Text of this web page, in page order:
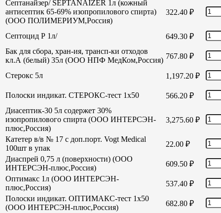
Септанайзер/ SEPTANAIZER 1л (кожный
антисептик 65-69% изопропилового спирта)
(ООО ПОЛИМЕРИУМ,Россия)
322.40 ₽
Септоцид Р 1л/ 649.30 ₽
Бак для сбора, хран-ия, трансп-ки отходов
кл.А (белый) 35л (ООО НПФ МедКом,Россия) 767.80 ₽
Стерокс 5л 1,197.20 ₽
Полоски индикат. СТЕРОКС-тест 1х50 566.20 ₽
Диасептик-30 5л содержет 30%
изопропилового спирта (ООО ИНТЕРСЭН-
плюс,Россия)
3,275.60 ₽
Катетер в/в № 17 с доп.порт. Vogt Medical
100шт в упак
22.00 ₽
Диаспрей 0,75 л (поверхности) (ООО
ИНТЕРСЭН-плюс,Россия)
609.50 ₽
Оптимакс 1л (ООО ИНТЕРСЭН-
плюс,Россия)
537.40 ₽
Полоски индикат. ОПТИМАКС-тест 1х50
(ООО ИНТЕРСЭН-плюс,Россия)
682.80 ₽